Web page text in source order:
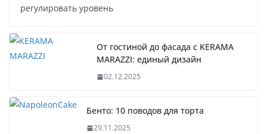
регулировать уровень
От гостиной до фасада с KERAMA
MARAZZI: единый дизайн
02.12.2025
Бенто: 10 поводов для торта
29.11.2025